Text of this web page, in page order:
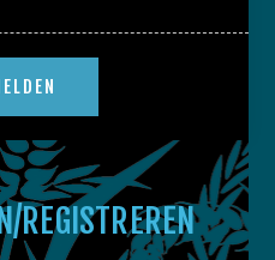
REGISTREREN